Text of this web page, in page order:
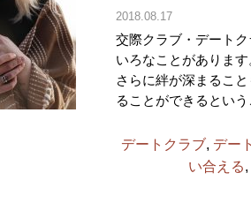
2018.08.17
交際クラブ・デート
いろなことがありま
さらに絆が深まるこ
ることができるとい
デートクラブ, デー
い合える,